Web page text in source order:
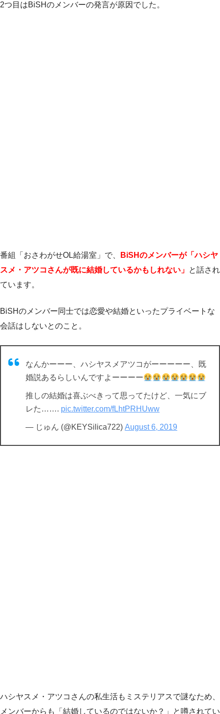
2つ目はBiSHのメンバーの発言が原因でした。
番組「おさわがせOL給湯室」で、
BiSHのメンバーが「ハシヤ
スメ・アツコさんが既に結婚しているかもしれない」 と話され
ています。
BiSHのメンバー同士では恋愛や結婚といったプライベートな
会話はしないとのこと。
なんかーーー、ハシヤスメアツコがーーーーー、既
婚説あるらしいんですよーーーー
推しの結婚は喜ぶべきって思ってたけど、一気にブ
レた……. pic.twitter.com/fLhtPRHUww
— じゅん (@KEYSilica722) August 6, 2019
ハシヤスメ・アツコさんの私生活もミステリアスで謎なため、
メンバーからも「結婚しているのではないか？」と噂されてい